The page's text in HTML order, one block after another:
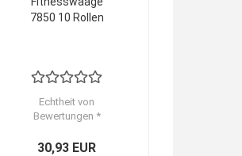
7850 10 Rollen
Echtheit von
Bewertungen *
30,93 EUR